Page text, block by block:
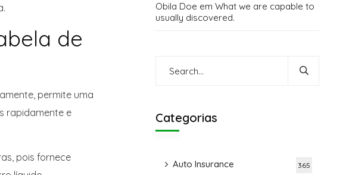
de
permite uma
rapidamente e
pois fornece
Obila Doe em What we are capable to
usually discovered.
Categorias
Auto Insurance 365